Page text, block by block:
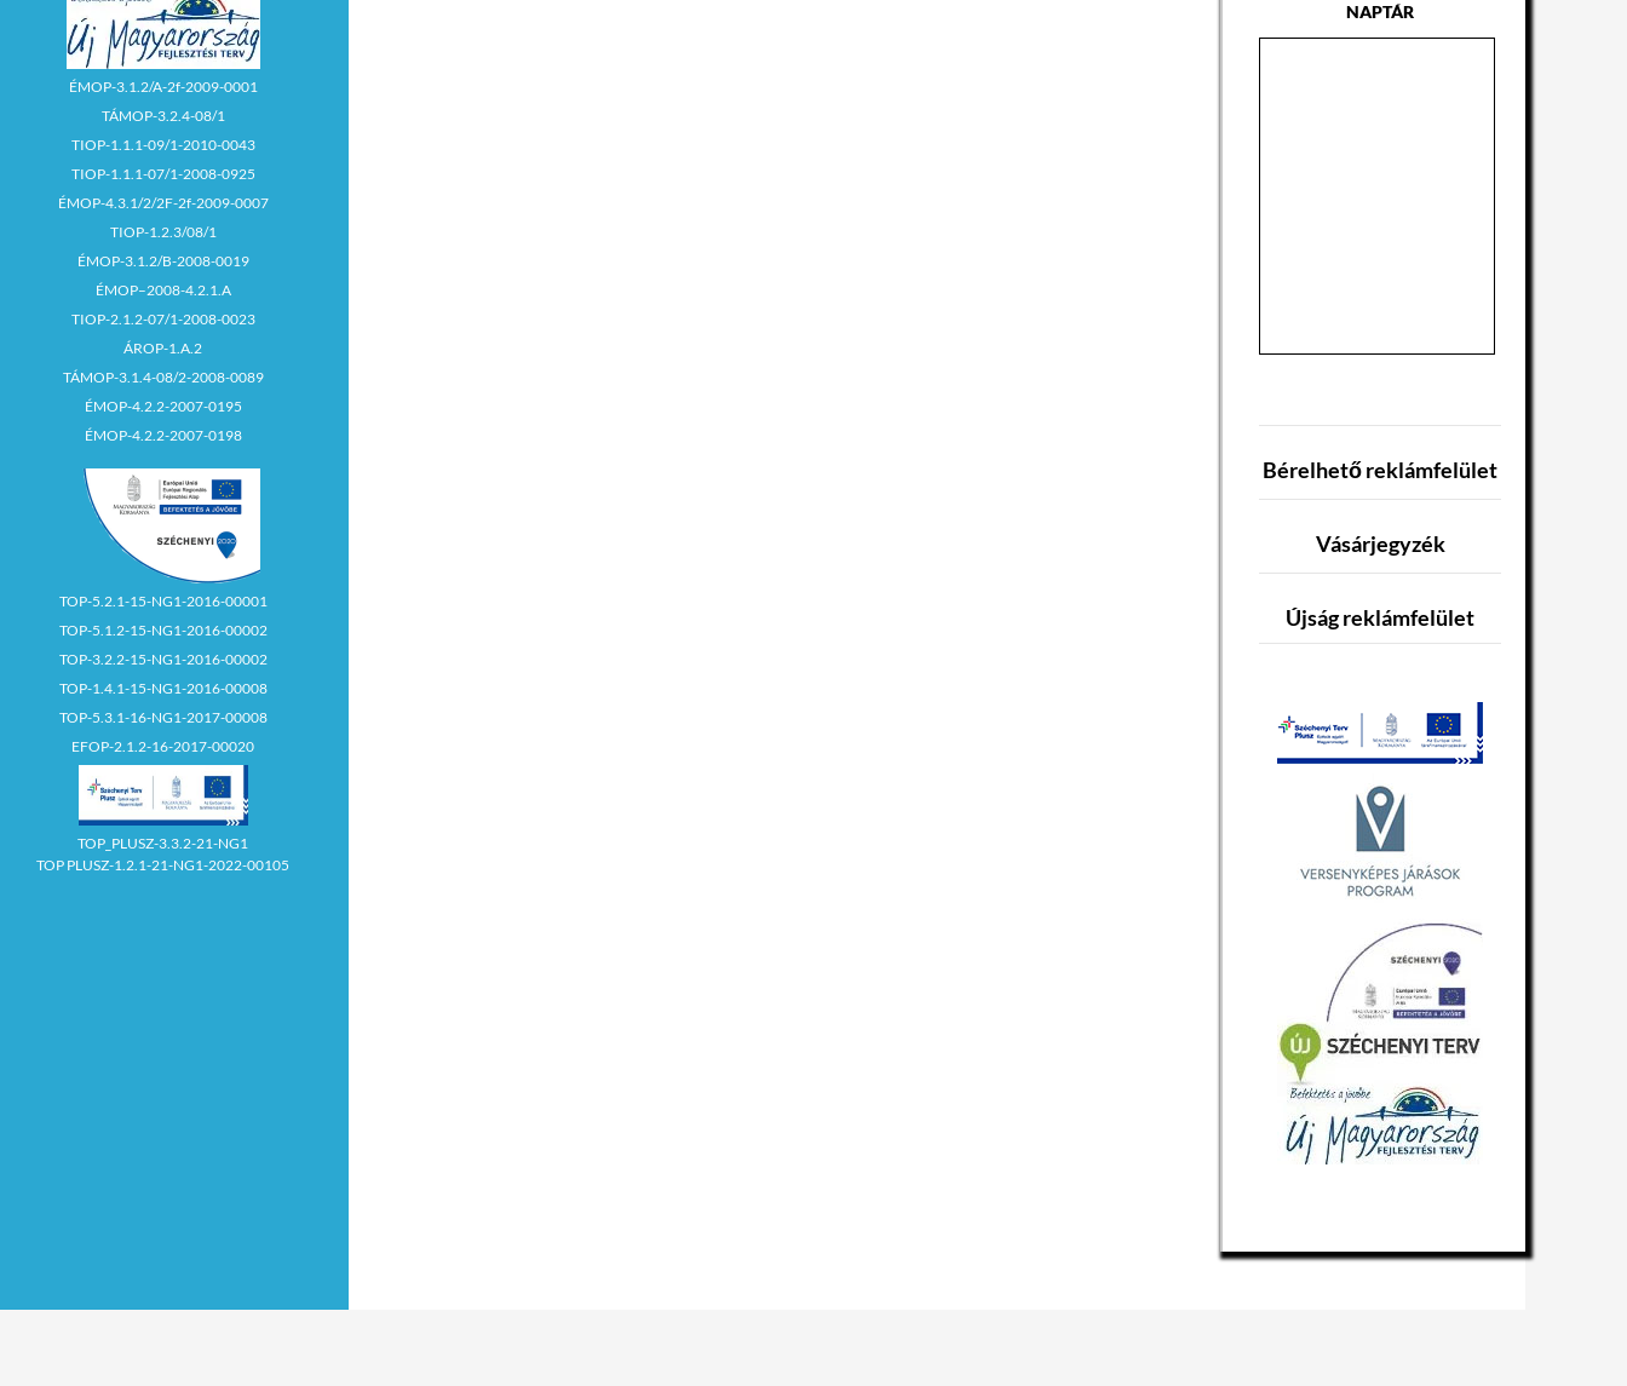
NAPTÁR
Bérelhető reklámfelület
Vásárjegyzék
Újság reklámfelület
ÉMOP-3.1.2/A-2f-2009-0001
TÁMOP-3.2.4-08/1
TIOP-1.1.1-09/1-2010-0043
TIOP-1.1.1-07/1-2008-0925
ÉMOP-4.3.1/2/2F-2f-2009-0007
TIOP-1.2.3/08/1
ÉMOP-3.1.2/B-2008-0019
ÉMOP–2008-4.2.1.A
TIOP-2.1.2-07/1-2008-0023
ÁROP-1.A.2
TÁMOP-3.1.4-08/2-2008-0089
ÉMOP-4.2.2-2007-0195
ÉMOP-4.2.2-2007-0198
TOP-5.2.1-15-NG1-2016-00001
TOP-5.1.2-15-NG1-2016-00002
TOP-3.2.2-15-NG1-2016-00002
TOP-1.4.1-15-NG1-2016-00008
TOP-5.3.1-16-NG1-2017-00008
EFOP-2.1.2-16-2017-00020
TOP_PLUSZ-3.3.2-21-NG1
TOP PLUSZ-1.2.1-21-NG1-2022-00105